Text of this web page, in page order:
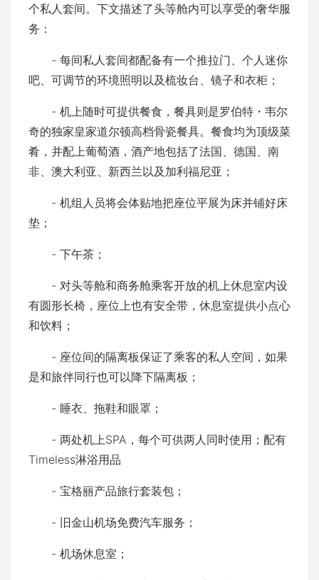
个私人套间。下文描述了头等舱内可以享受的奢华服
务：
- 每间私人套间都配备有一个推拉门、个人迷你
吧、可调节的环境照明以及梳妆台、镜子和衣柜；
- 机上随时可提供餐食，餐具则是罗伯特・韦尔
奇的独家皇家道尔顿高档骨瓷餐具。餐食均为顶级菜
肴，并配上葡萄酒，酒产地包括了法国、德国、南
非、澳大利亚、新西兰以及加利福尼亚；
- 机组人员将会体贴地把座位平展为床并铺好床
垫；
- 下午茶；
- 对头等舱和商务舱乘客开放的机上休息室内设
有圆形长椅，座位上也有安全带，休息室提供小点心
和饮料；
- 座位间的隔离板保证了乘客的私人空间，如果
是和旅伴同行也可以降下隔离板；
- 睡衣、拖鞋和眼罩；
- 两处机上SPA，每个可供两人同时使用；配有
Timeless淋浴用品
- 宝格丽产品旅行套装包；
- 旧金山机场免费汽车服务；
- 机场休息室；